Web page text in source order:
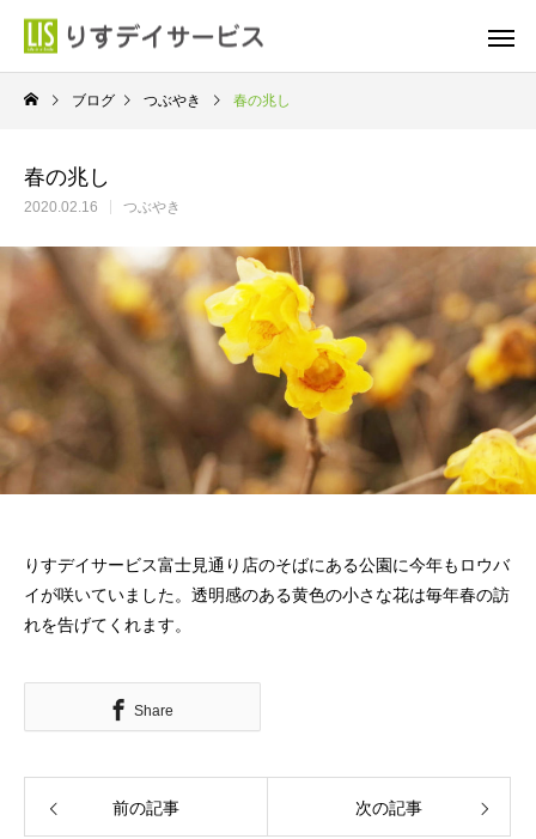
ブログ つぶやき 春の兆し
春の兆し
2020.02.16 つぶやき
りすデイサービス富士見通り店のそばにある公園に今年もロウバ
イが咲いていました。透明感のある黄色の小さな花は毎年春の訪
れを告げてくれます。
Share
前の記事 次の記事